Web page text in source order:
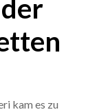
kam es zu